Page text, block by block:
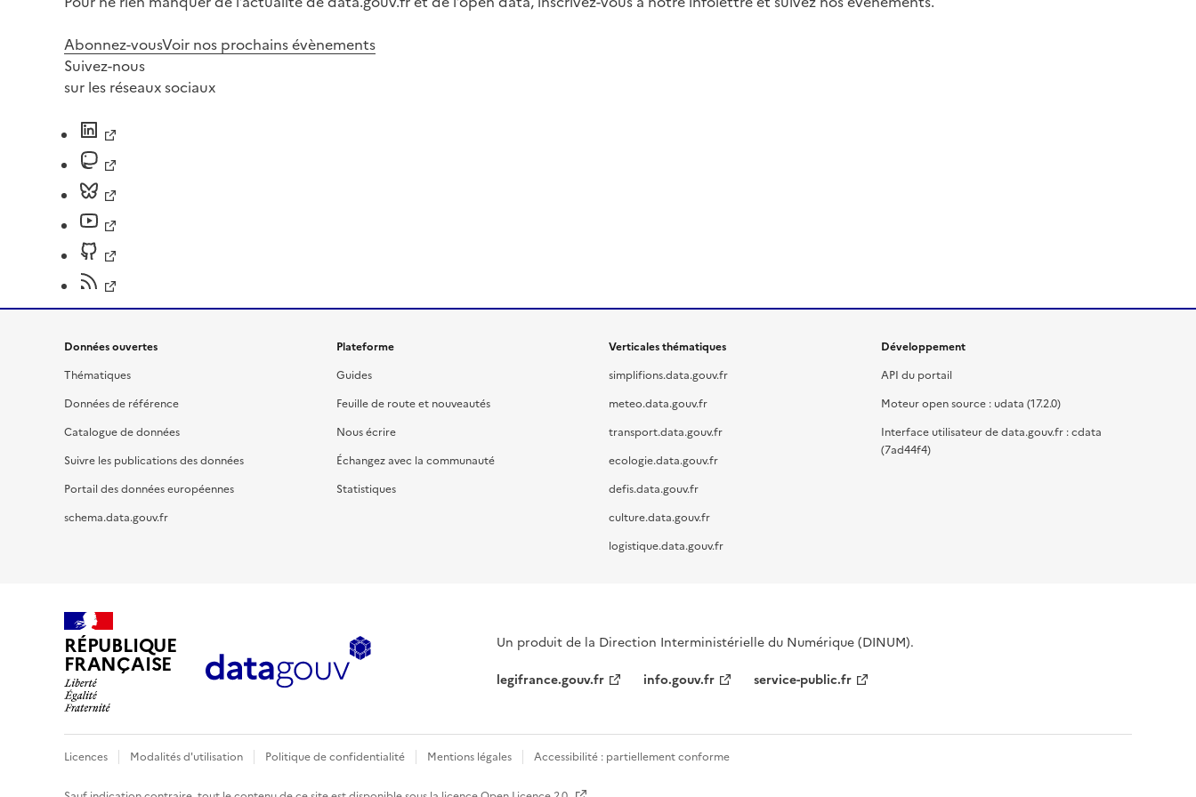
Abonnez-vousVoir nos prochains évènements
Suivez-nous
sur les réseaux sociaux
Données ouvertes
Thématiques
Données de référence
Catalogue de données
Suivre les publications des données
Portail des données européennes
schema.data.gouv.fr
Plateforme
Guides
Feuille de route et nouveautés
Nous écrire
Échangez avec la communauté
Statistiques
Verticales thématiques
simplifions.data.gouv.fr
meteo.data.gouv.fr
transport.data.gouv.fr
ecologie.data.gouv.fr
defis.data.gouv.fr
culture.data.gouv.fr
logistique.data.gouv.fr
Développement
API du portail
Moteur open source : udata (17.2.0)
Interface utilisateur de data.gouv.fr : cdata
(7ad44f4)
RÉPUBLIQUE
FRANÇAISE
Un produit de la Direction Interministérielle du Numérique (DINUM).
legifrance.gouv.fr
info.gouv.fr service-public.fr
Licences Modalités d'utilisation Politique de confidentialité Mentions légales Accessibilité : partiellement conforme